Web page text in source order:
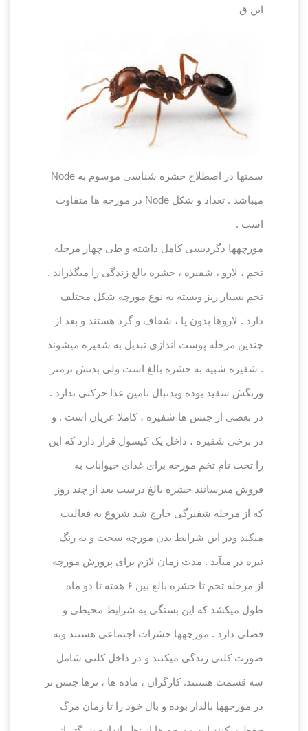
این ق
سمتها در اصطلاح حشره شناسی موسوم به Node
میباشد . تعداد و شکل Node در مورچه ها متفاوت
است .
مورچه‏ها دگردیسی کامل داشته و طی چهار مرحله
تخم ، لارو ، شفیره ، حشره بالغ زندگی را می‏گذراند .
تخم بسیار ریز وبسته به نوع مورچه شکل مختلف
دارد . لاروها بدون پا ، شفاف و گرد هستند و بعد از
چندین مرحله پوست اندازی تبدیل به شفیره میشوند
. شفیره شبیه به حشره بالغ است ولی بدنش نرمتر
ورنگش سفید بوده وبدنبال تامین غذا حرکتی ندارد .
در بعضی از جنس ها شفیره ، کاملا عریان است . و
در برخی شفیره ، داخل یک کپسول قرار دارد که این
را تحت نام تخم مورچه برای غذای حیوانات به
فروش میرسانند حشره بالغ درست بعد از چند روز
که از مرحله شفیرگی خارج شد شروع به فعالیت
می‏کند ودر این شرایط بدن مورچه سخت و به رنگ
تیره در می‏آید . مدت زمان لازم برای پرورش مورچه
از مرحله تخم تا حشره بالغ بین ۶ هفته تا دو ماه
طول می‏کشد که این بستگی به شرایط محیطی و
فصلی دارد . مورچه‏ها حشرات اجتماعی هستند وبه
صورت کلنی زندگی می‏کنند و در داخل کلنی شامل
سه قسمت هستند. کارگران ، ماده ها ، نرها جنس نر
در مورچه‏ها بالدار بوده و بال خود را تا زمان مرگ